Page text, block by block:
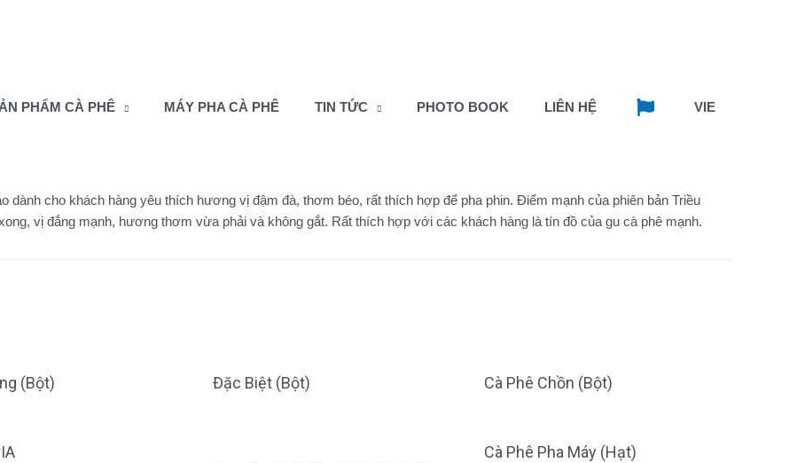
PHẨM CÀ PHÊ MÁY PHA CÀ PHÊ TIN TỨC PHOTO BOOK LIÊN HỆ VIE
dành cho khách hàng yêu thích hương vị đậm đà, thơm béo, rất thích hợp để pha phin. Điểm mạnh của phiên bản Triều
vị đắng mạnh, hương thơm vừa phải và không gắt. Rất thích hợp với các khách hàng là tín đồ của gu cà phê mạnh.
(Bột) Đặc Biệt (Bột) Cà Phê Chồn (Bột)
Cà Phê Pha Máy (Hạt)